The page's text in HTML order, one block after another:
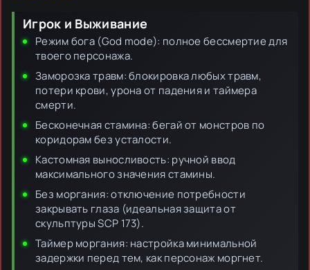
Игрок и Выживание
Режим бога (God mode): полное бессмертие для
твоего персонажа.
Заморозка травм: блокировка любых травм,
потери крови, урона от падения и таймера
смерти.
Бесконечная стамина: бегай от монстров по
коридорам без усталости.
Кастомная выносливость: ручной ввод
максимального значения стамины.
Без моргания: отключение потребности
закрывать глаза (идеальная защита от
скульптуры SCP 173).
Таймер моргания: настройка минимальной
задержки перед тем, как персонаж моргнет.